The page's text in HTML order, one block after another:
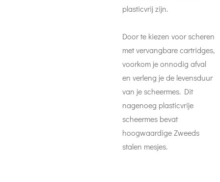
plasticvrij zijn.
Door te kiezen voor scheren
met vervangbare cartridges,
voorkom je onnodig afval
en verleng je de levensduur
van je scheermes. Dit
nagenoeg plasticvrije
scheermes bevat
hoogwaardige Zweeds
stalen mesjes.